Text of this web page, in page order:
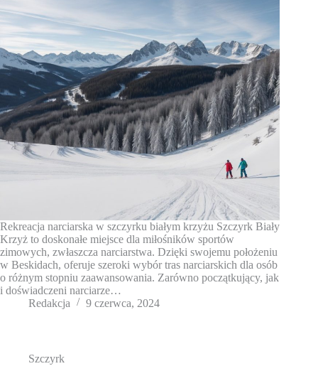
Rekreacja narciarska w szczyrku białym krzyżu Szczyrk Biały
Krzyż to doskonałe miejsce dla miłośników sportów
zimowych, zwłaszcza narciarstwa. Dzięki swojemu położeniu
w Beskidach, oferuje szeroki wybór tras narciarskich dla osób
o różnym stopniu zaawansowania. Zarówno początkujący, jak
i doświadczeni narciarze…
Redakcja
9 czerwca, 2024
Szczyrk